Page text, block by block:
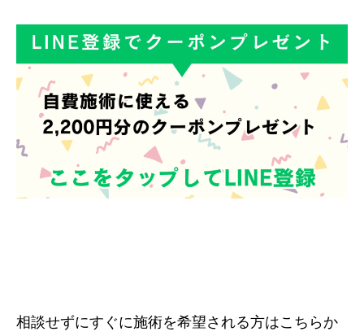
相談せずにすぐに施術を希望される方はこちらか